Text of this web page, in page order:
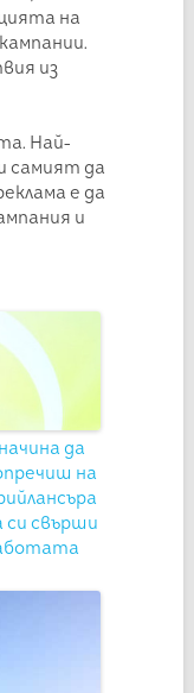
на
из
Най-
самият да
е да
и
да
на
си свърши